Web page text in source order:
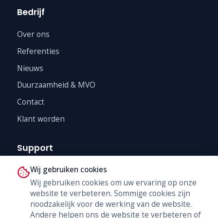
Bedrijf
Over ons
Referenties
Nieuws
Duurzaamheid & MVO
Contact
Klant worden
Support
Technische Dienst
Trainingen
B2B Shop
Wij gebruiken cookies
Wij gebruiken cookies om uw ervaring op onze
website te verbeteren. Sommige cookies zijn
noodzakelijk voor de werking van de website.
Andere helpen ons de website te verbeteren of